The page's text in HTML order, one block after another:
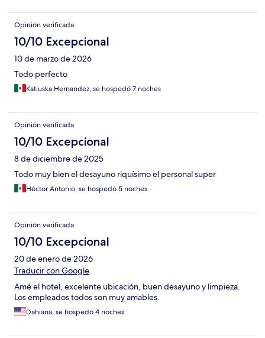
Opinión verificada
10/10 Excepcional
10 de marzo de 2026
Todo perfecto
Katiuska Hernandez, se hospedó 7 noches
Opinión verificada
10/10 Excepcional
8 de diciembre de 2025
Todo muy bien el desayuno riquísimo el personal super
Héctor Antonio, se hospedó 5 noches
Opinión verificada
10/10 Excepcional
20 de enero de 2026
Traducir con Google
Amé el hotel, excelente ubicación, buen desayuno y limpieza.
Los empleados todos son muy amables.
Dahiana, se hospedó 4 noches